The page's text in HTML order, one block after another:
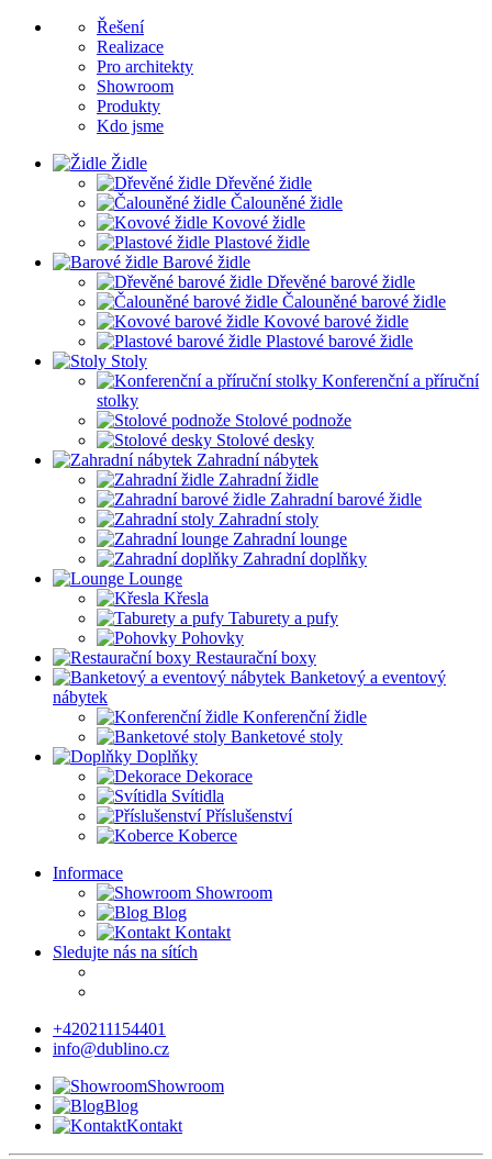
Řešení
Realizace
Pro architekty
Showroom
Produkty
Kdo jsme
Židle
Dřevěné židle
Čalouněné židle
Kovové židle
Plastové židle
Barové židle
Dřevěné barové židle
Čalouněné barové židle
Kovové barové židle
Plastové barové židle
Stoly
Konferenční a příruční
stolky
Stolové podnože
Stolové desky
Zahradní nábytek
Zahradní židle
Zahradní barové židle
Zahradní stoly
Zahradní lounge
Zahradní doplňky
Lounge
Křesla
Taburety a pufy
Pohovky
Restaurační boxy
Banketový a eventový
nábytek
Konferenční židle
Banketové stoly
Doplňky
Dekorace
Svítidla
Příslušenství
Koberce
Informace
Showroom
Blog
Kontakt
Sledujte nás na sítích
+420211154401
info@dublino.cz
Showroom
Blog
Kontakt